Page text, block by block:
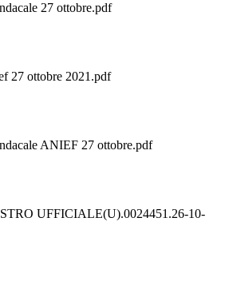
27 ottobre.pdf
27 ottobre 2021.pdf
ANIEF 27 ottobre.pdf
UFFICIALE(U).0024451.26-10-